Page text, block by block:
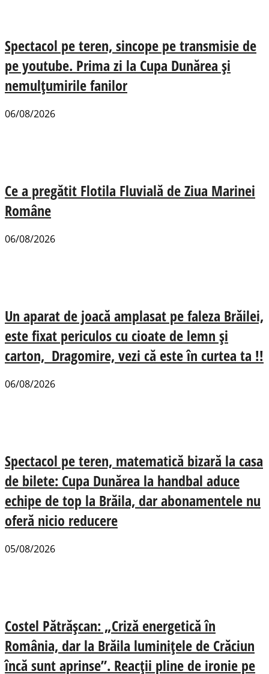
Spectacol pe teren, sincope pe transmisie de
pe youtube. Prima zi la Cupa Dunărea și
nemulțumirile fanilor
06/08/2026
Ce a pregătit Flotila Fluvială de Ziua Marinei
Române
06/08/2026
Un aparat de joacă amplasat pe faleza Brăilei,
este fixat periculos cu cioate de lemn și
carton, Dragomire, vezi că este în curtea ta !!
06/08/2026
Spectacol pe teren, matematică bizară la casa
de bilete: Cupa Dunărea la handbal aduce
echipe de top la Brăila, dar abonamentele nu
oferă nicio reducere
05/08/2026
Costel Pătrășcan: „Criză energetică în
România, dar la Brăila luminițele de Crăciun
încă sunt aprinse”. Reacții pline de ironie pe